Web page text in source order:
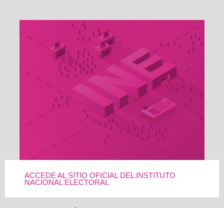
ACCEDE AL SITIO OFICIAL DEL INSTITUTO
NACIONAL ELECTORAL